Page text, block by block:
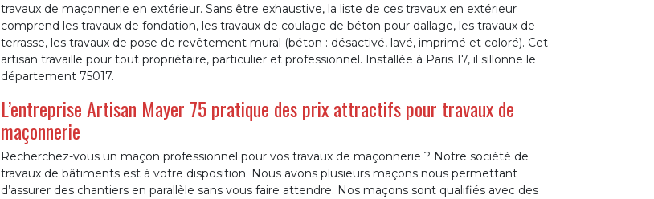
travaux de maçonnerie en extérieur. Sans être exhaustive, la liste de ces travaux en extérieur
comprend les travaux de fondation, les travaux de coulage de béton pour dallage, les travaux de
terrasse, les travaux de pose de revêtement mural (béton : désactivé, lavé, imprimé et coloré). Cet
artisan travaille pour tout propriétaire, particulier et professionnel. Installée à Paris 17, il sillonne le
département 75017.
L’entreprise Artisan Mayer 75 pratique des prix attractifs pour travaux de
maçonnerie
Recherchez-vous un maçon professionnel pour vos travaux de maçonnerie ? Notre société de
travaux de bâtiments est à votre disposition. Nous avons plusieurs maçons nous permettant
d’assurer des chantiers en parallèle sans vous faire attendre. Nos maçons sont qualifiés avec des